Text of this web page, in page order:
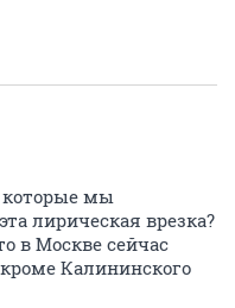
которые мы
лирическая врезка?
в Москве сейчас
Калининского